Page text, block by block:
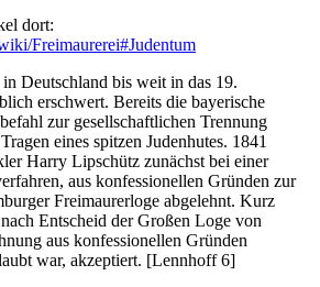
dort:
Freimaurerei#Judentum
Deutschland bis weit in das 19.
erschwert. Bereits die bayerische
zur gesellschaftlichen Trennung
eines spitzen Judenhutes. 1841
Harry Lipschütz zunächst bei einer
aus konfessionellen Gründen zur
Freimaurerloge abgelehnt. Kurz
Entscheid der Großen Loge von
aus konfessionellen Gründen
war, akzeptiert. [Lennhoff 6]